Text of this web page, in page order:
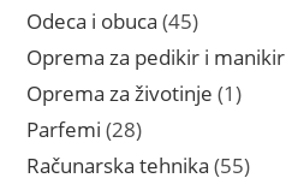
Odeca i obuca 4545
proizvoda
Oprema za pedikir i manikir
Oprema za životinje 11
Parfemi 2828
proizvoda
Računarska tehnika 5555